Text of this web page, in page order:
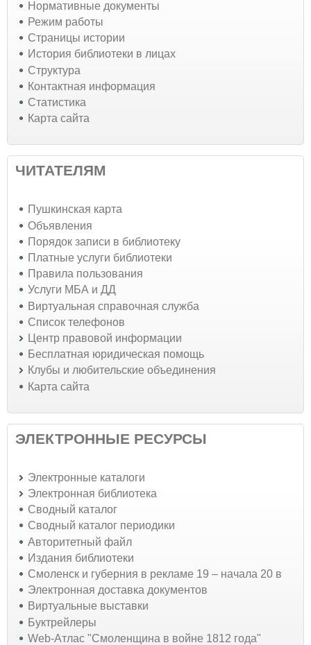
Нормативные документы
Режим работы
Страницы истории
История библиотеки в лицах
Структура
Контактная информация
Статистика
Карта сайта
ЧИТАТЕЛЯМ
Пушкинская карта
Объявления
Порядок записи в библиотеку
Платные услуги библиотеки
Правила пользования
Услуги МБА и ДД
Виртуальная справочная служба
Список телефонов
Центр правовой информации
Бесплатная юридическая помощь
Клубы и любительские объединения
Карта сайта
ЭЛЕКТРОННЫЕ РЕСУРСЫ
Электронные каталоги
Электронная библиотека
Сводный каталог
Сводный каталог периодики
Авторитетный файл
Издания библиотеки
Смоленск и губерния в рекламе 19 – начала 20 в
Электронная доставка документов
Виртуальные выставки
Буктрейлеры
Web-Атлас "Смоленщина в войне 1812 года"